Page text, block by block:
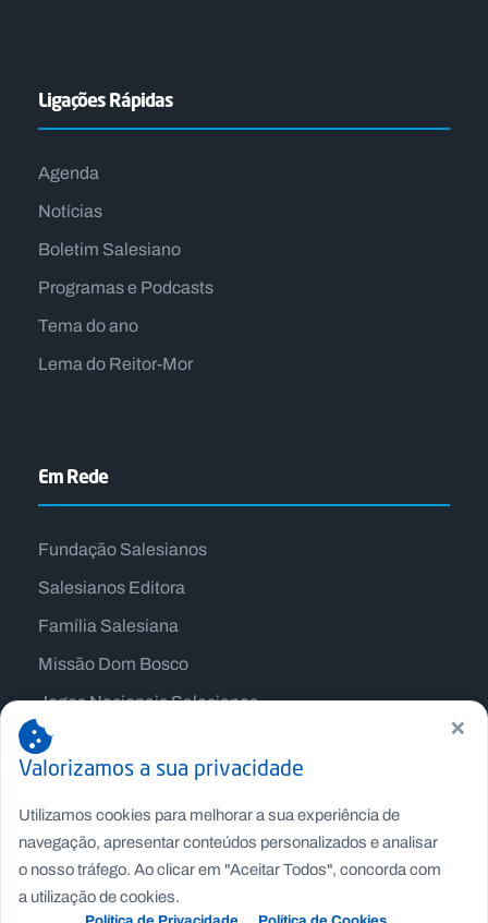
Ligações Rápidas
Agenda
Notícias
Boletim Salesiano
Programas e Podcasts
Tema do ano
Lema do Reitor-Mor
Em Rede
Fundação Salesianos
Salesianos Editora
Família Salesiana
Missão Dom Bosco
Jogos Nacionais Salesianos
×
Valorizamos a sua privacidade
Utilizamos cookies para melhorar a sua experiência de
navegação, apresentar conteúdos personalizados e analisar
o nosso tráfego. Ao clicar em "Aceitar Todos", concorda com
a utilização de cookies.